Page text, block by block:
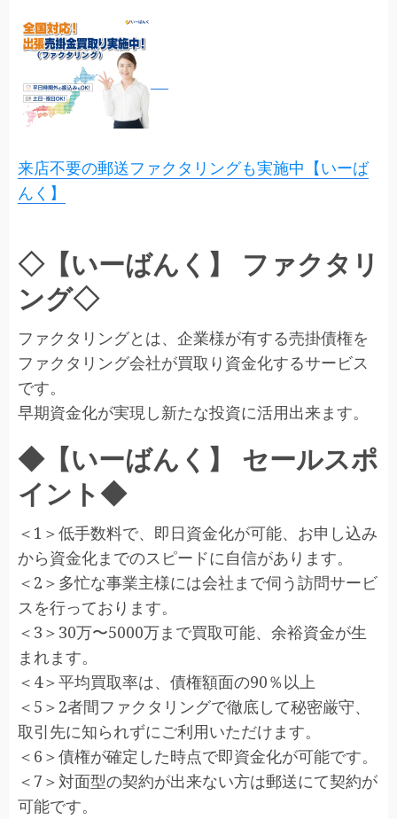
来店不要の郵送ファクタリングも実施中【いーば
んく】
◇【いーばんく】 ファクタリ
ング◇
ファクタリングとは、企業様が有する売掛債権を
ファクタリング会社が買取り資金化するサービス
です。
早期資金化が実現し新たな投資に活用出来ます。
◆【いーばんく】 セールスポ
イント◆
＜1＞低手数料で、即日資金化が可能、お申し込み
から資金化までのスピードに自信があります。
＜2＞多忙な事業主様には会社まで伺う訪問サービ
スを行っております。
＜3＞30万〜5000万まで買取可能、余裕資金が生
まれます。
＜4＞平均買取率は、債権額面の90％以上
＜5＞2者間ファクタリングで徹底して秘密厳守、
取引先に知られずにご利用いただけます。
＜6＞債権が確定した時点で即資金化が可能です。
＜7＞対面型の契約が出来ない方は郵送にて契約が
可能です。